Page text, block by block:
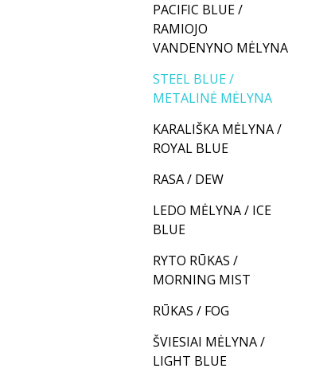
PACIFIC BLUE /
RAMIOJO
VANDENYNO MĖLYNA
STEEL BLUE /
METALINĖ MĖLYNA
KARALIŠKA MĖLYNA /
ROYAL BLUE
RASA / DEW
LEDO MĖLYNA / ICE
BLUE
RYTO RŪKAS /
MORNING MIST
RŪKAS / FOG
ŠVIESIAI MĖLYNA /
LIGHT BLUE